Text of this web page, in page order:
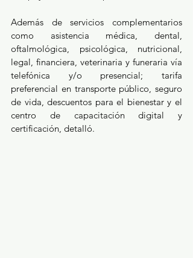
Además de servicios complementarios
como asistencia médica, dental,
oftalmológica, psicológica, nutricional,
legal, financiera, veterinaria y funeraria vía
telefónica y/o presencial; tarifa
preferencial en transporte público, seguro
de vida, descuentos para el bienestar y el
centro de capacitación digital y
certificación, detalló.